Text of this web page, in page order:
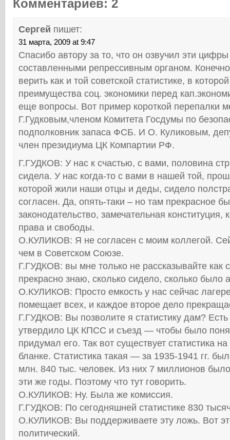
Комментариев: 2
Сергей пишет:
31 марта, 2009 at 9:47
Спасибо автору за то, что он озвучил эти цифры
составленными репрессивным органом.
верить как и той советской статистике, в
преимущества соц. экономики перед
еще вопросы. Вот пример короткой перепалки
Г.Гудковым,членом Комитета Госдумы по
подполковник запаса ФСБ. И О. Куликовым,
член президиума ЦК Компартии РФ.
Г.ГУДКОВ: У нас к счастью, с вами, половина
сидела. У нас когда-то с вами в нашей той,
которой жили наши отцы и деды, сидело
согласен. Да, опять-таки – но там прекрасное
законодательство, замечательная конституция,
права и свободы.
О.КУЛИКОВ: Я не согласен с моим коллегой.
чем в Советском Союзе.
Г.ГУДКОВ: вы мне только не рассказывайте как
прекрасно знаю, сколько сидело, сколько было
О.КУЛИКОВ: Просто емкость у нас сейчас
помещает всех, и каждое второе дело
Г.ГУДКОВ: Вы позволите я статистику дам?
утвердило ЦК КПСС и съезд — чтобы было
придумал его. Так вот существует статистика
бланке. Статистика такая — за 1935-1941 гг.
млн. 840 тыс. человек. Из них 7 миллионов
эти же годы. Поэтому что тут говорить.
О.КУЛИКОВ: Ну. Была же комиссия.
Г.ГУДКОВ: По сегодняшней статистике 830
О.КУЛИКОВ: Вы поддерживаете эту ложь. Вот
политический.